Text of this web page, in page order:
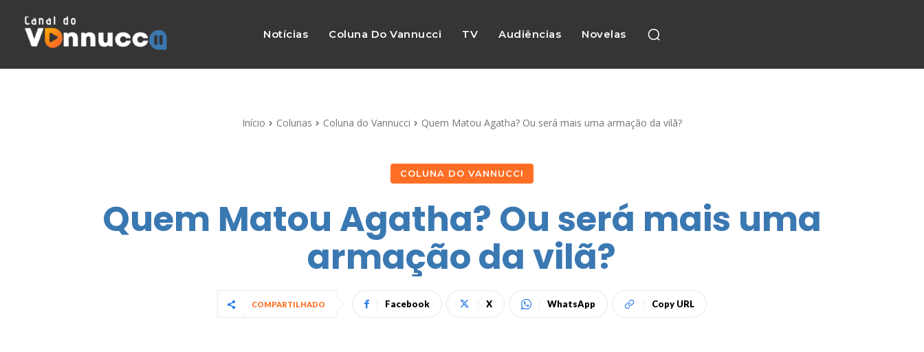
Notícias Coluna Do Vannucci TV Audiências Novelas
Início Colunas Coluna do Vannucci Quem Matou Agatha? Ou será mais uma armação da vilã?
COLUNA DO VANNUCCI
Quem Matou Agatha? Ou será mais uma
armação da vilã?
COMPARTILHADO Facebook X WhatsApp Copy URL